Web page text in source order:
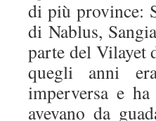
di più province:
di Nablus,
parte del Vilayet
quegli anni
imperversa e
avevano da